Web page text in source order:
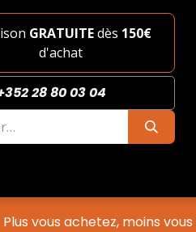
GRATUITEdès 150€
d'achat
28 80 03 04
Plus vous achetez, moins